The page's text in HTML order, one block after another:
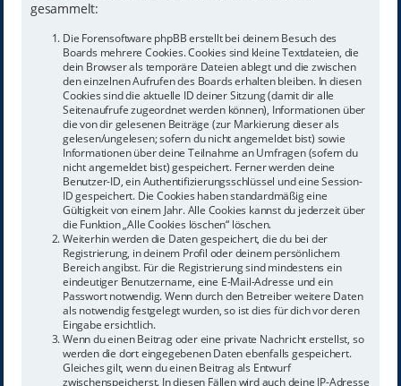
gesammelt:
Die Forensoftware phpBB erstellt bei deinem Besuch des
Boards mehrere Cookies. Cookies sind kleine Textdateien, die
dein Browser als temporäre Dateien ablegt und die zwischen
den einzelnen Aufrufen des Boards erhalten bleiben. In diesen
Cookies sind die aktuelle ID deiner Sitzung (damit dir alle
Seitenaufrufe zugeordnet werden können), Informationen über
die von dir gelesenen Beiträge (zur Markierung dieser als
gelesen/ungelesen; sofern du nicht angemeldet bist) sowie
Informationen über deine Teilnahme an Umfragen (sofern du
nicht angemeldet bist) gespeichert. Ferner werden deine
Benutzer-ID, ein Authentifizierungsschlüssel und eine Session-
ID gespeichert. Die Cookies haben standardmäßig eine
Gültigkeit von einem Jahr. Alle Cookies kannst du jederzeit über
die Funktion „Alle Cookies löschen“ löschen.
Weiterhin werden die Daten gespeichert, die du bei der
Registrierung, in deinem Profil oder deinem persönlichem
Bereich angibst. Für die Registrierung sind mindestens ein
eindeutiger Benutzername, eine E-Mail-Adresse und ein
Passwort notwendig. Wenn durch den Betreiber weitere Daten
als notwendig festgelegt wurden, so ist dies für dich vor deren
Eingabe ersichtlich.
Wenn du einen Beitrag oder eine private Nachricht erstellst, so
werden die dort eingegebenen Daten ebenfalls gespeichert.
Gleiches gilt, wenn du einen Beitrag als Entwurf
zwischenspeicherst. In diesen Fällen wird auch deine IP-Adresse